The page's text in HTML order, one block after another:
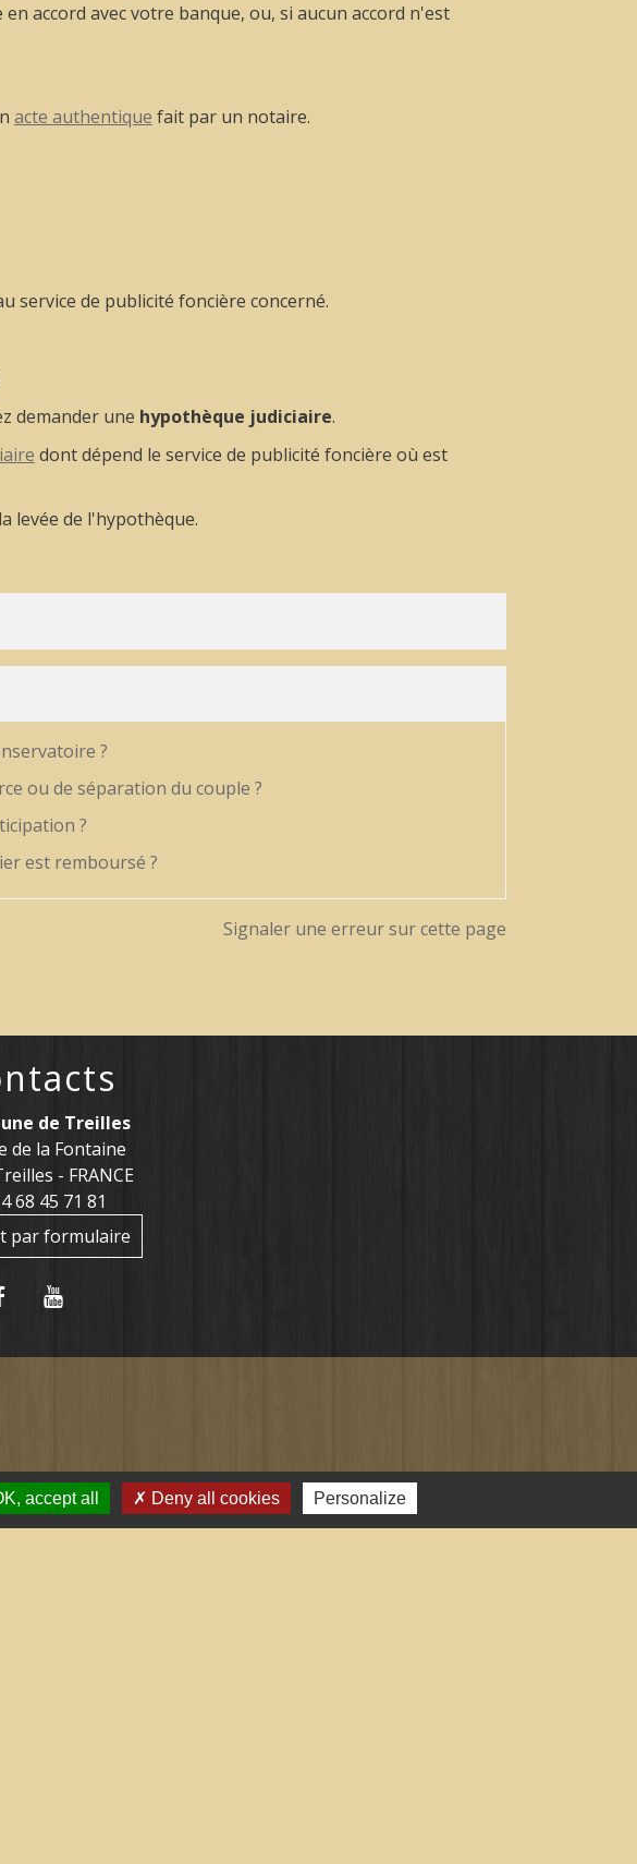
accord avec votre banque, ou, si aucun accord n'est
acte authentique fait par un notaire.
service de publicité foncière concerné.
demander une hypothèque judiciaire.
dont dépend le service de publicité foncière où est
levée de l'hypothèque.
?
ou de séparation du couple ?
?
est remboursé ?
Signaler une erreur sur cette page
de Treilles
de la Fontaine
- FRANCE
68 45 71 81
par formulaire
accept all Deny all cookies Personalize